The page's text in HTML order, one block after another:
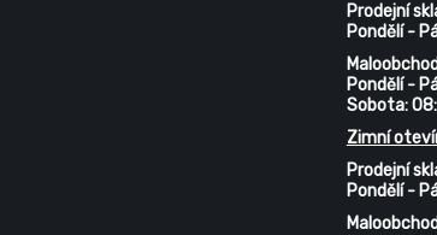
Prodejní
Pondělí -
Pondělí -
Sobota:
Zimní
Prodejní
Pondělí -